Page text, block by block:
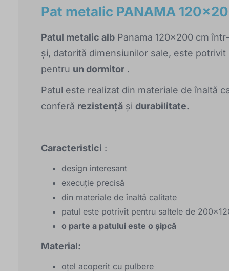
Pat metalic PANAMA
Patul metalic alb Panama 120x200 cm
și, datorită dimensiunilor sale, este
pentru un dormitor .
Patul este realizat din materiale de înaltă
conferă rezistență și durabilitate.
Caracteristici :
design interesant
execuție precisă
din materiale de înaltă calitate
patul este potrivit pentru saltele de
o parte a patului este o șipcă
Material:
oțel acoperit cu pulbere